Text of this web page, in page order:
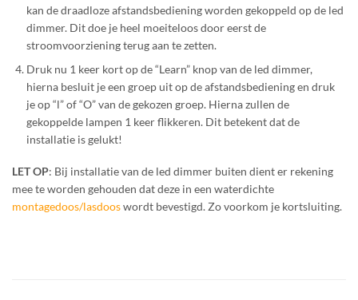
kan de draadloze afstandsbediening worden gekoppeld op de led
dimmer. Dit doe je heel moeiteloos door eerst de
stroomvoorziening terug aan te zetten.
Druk nu 1 keer kort op de “Learn” knop van de led dimmer,
hierna besluit je een groep uit op de afstandsbediening en druk
je op “l” of “O” van de gekozen groep. Hierna zullen de
gekoppelde lampen 1 keer flikkeren. Dit betekent dat de
installatie is gelukt!
LET OP: Bij installatie van de led dimmer buiten dient er rekening
mee te worden gehouden dat deze in een waterdichte
montagedoos/lasdooswordt bevestigd. Zo voorkom je kortsluiting.